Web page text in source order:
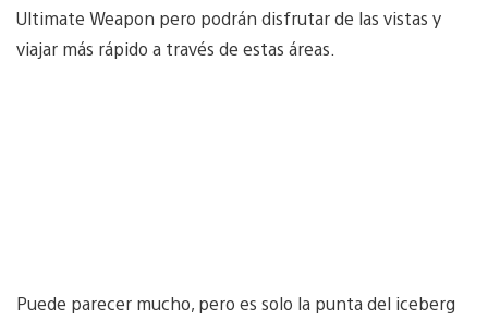
Ultimate Weapon pero podrán disfrutar de las vistas y
viajar más rápido a través de estas áreas.
Puede parecer mucho, pero es solo la punta del iceberg